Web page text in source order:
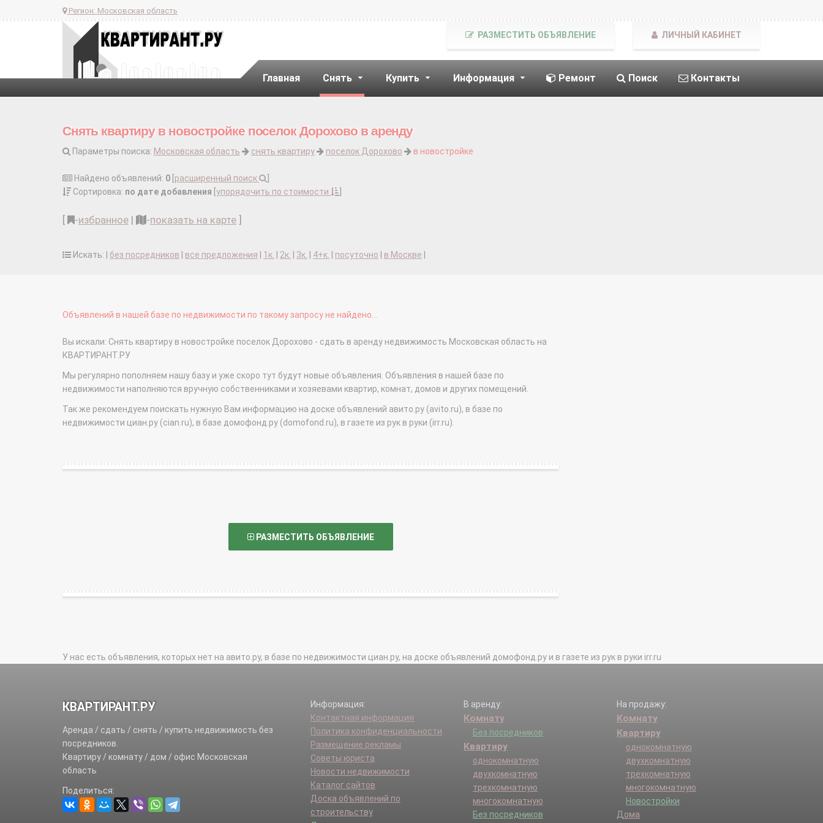
Регион: Московская область
Главная Снять Купить Информация Ремонт Поиск Контакты
РАЗМЕСТИТЬ ОБЪЯВЛЕНИЕ ЛИЧНЫЙ КАБИНЕТ
Снять квартиру в новостройке поселок Дорохово в аренду
Параметры поиска: Московская область снять квартиру поселок Дорохово в новостройке
Найдено объявлений: 0 расширенный поиск
Сортировка: по дате добавления упорядочить по стоимости
-избранное | -показать на карте
Искать: | без посредников все предложения 1к. 2к. 3к. 4+к. посуточно в Москве
Объявлений в нашей базе по недвижимости по такому запросу не найдено...
Вы искали: Снять квартиру в новостройке поселок Дорохово - сдать в аренду недвижимость Московская область на
КВАРТИРАНТ.РУ
Мы регулярно пополняем нашу базу и уже скоро тут будут новые объявления. Объявления в нашей базе по
недвижимости наполняются вручную собственниками и хозяевами квартир, комнат, домов и других помещений.
Так же рекомендуем поискать нужную Вам информацию на доске объявлений авито.ру (avito.ru), в базе по
недвижимости циан.ру (cian.ru), в базе домофонд.ру (domofond.ru), в газете из рук в руки (irr.ru).
РАЗМЕСТИТЬ ОБЪЯВЛЕНИЕ
У нас есть объявления, которых нет на авито.ру, в базе по недвижимости циан.ру, на доске объявлений домофонд.ру и в газете из рук в руки irr.ru
КВАРТИРАНТ.РУ
Аренда / сдать / снять / купить недвижимость без
посредников.
Квартиру / комнату / дом / офис Московская
область
Поделиться:
Информация:
Контактная информация
Политика конфиденциальности
Размещение рекламы
Советы юриста
Новости недвижимости
Каталог сайтов
Доска объявлений по
строительству
В аренду:
Комнату
Без посредников
Квартиру
однокомнатную
двухкомнатную
трехкомнатную
многокомнатную
Без посредников
На продажу:
Комнату
Квартиру
однокомнатную
двухкомнатную
трехкомнатную
многокомнатную
Новостройки
Дома